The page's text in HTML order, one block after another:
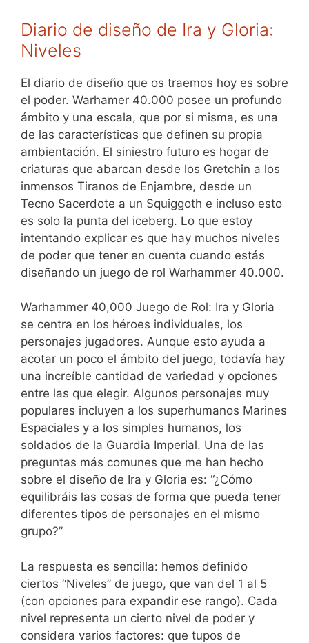
Diario de diseño de Ira y Gloria:
Niveles
El diario de diseño que os traemos hoy es sobre
el poder. Warhamer 40.000 posee un profundo
ámbito y una escala, que por si misma, es una
de las características que definen su propia
ambientación. El siniestro futuro es hogar de
criaturas que abarcan desde los Gretchin a los
inmensos Tiranos de Enjambre, desde un
Tecno Sacerdote a un Squiggoth e incluso esto
es solo la punta del iceberg. Lo que estoy
intentando explicar es que hay muchos niveles
de poder que tener en cuenta cuando estás
diseñando un juego de rol Warhammer 40.000.
Warhammer 40,000 Juego de Rol: Ira y Gloria
se centra en los héroes individuales, los
personajes jugadores. Aunque esto ayuda a
acotar un poco el ámbito del juego, todavía hay
una increíble cantidad de variedad y opciones
entre las que elegir. Algunos personajes muy
populares incluyen a los superhumanos Marines
Espaciales y a los simples humanos, los
soldados de la Guardia Imperial. Una de las
preguntas más comunes que me han hecho
sobre el diseño de Ira y Gloria es: “¿Cómo
equilibráis las cosas de forma que pueda tener
diferentes tipos de personajes en el mismo
grupo?”
La respuesta es sencilla: hemos definido
ciertos “Niveles” de juego, que van del 1 al 5
(con opciones para expandir ese rango). Cada
nivel representa un cierto nivel de poder y
considera varios factores: que tupos de